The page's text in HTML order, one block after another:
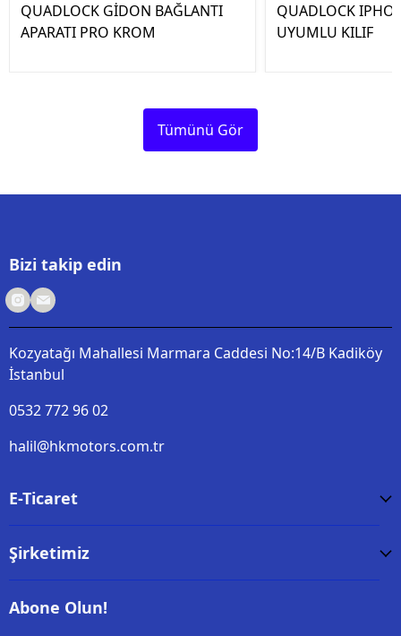
QUADLOCK GİDON BAĞLANTI
APARATI PRO KROM
QUADLOCK
UYUMLU KILIF
Tümünü Gör
Bizi takip edin
Kozyatağı Mahallesi Marmara Caddesi No:14/B Kadiköy
İstanbul
0532 772 96 02
halil@hkmotors.com.tr
E-Ticaret
Şirketimiz
Abone Olun!